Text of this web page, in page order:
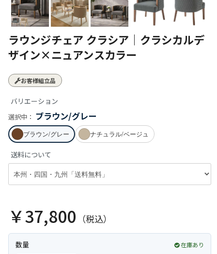
ラウンジチェア クラシア｜クラシカルデ
ザイン×ニュアンスカラー
お客様組立品
バリエーション
選択中： ブラウン/グレー
ブラウン/グレー ナチュラル/ベージュ
送料について
￥37,800 （税込）
数量 在庫あり